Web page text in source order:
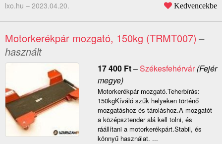
lxo.hu – 2023.04.20. Kedvencekbe
Motorkerékpár mozgató, 150kg (TRMT007) –
használt
17 400 Ft–Székesfehérvár(Fejér
megye)
Motorkerékpár mozgató.Teherbírás:
150kgKíváló szűk helyeken történő
mozgatáshoz és tároláshoz.A mozgatót
a középsztender alá kell tolni, és
ráállítani a motorkerékpárt.Stabil, és
könnyű használat. ...